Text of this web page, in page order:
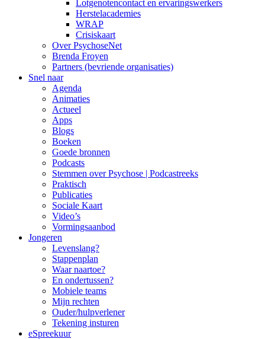
Lotgenotencontact en ervaringswerkers
Herstelacademies
WRAP
Crisiskaart
Over PsychoseNet
Brenda Froyen
Partners (bevriende organisaties)
Snel naar
Agenda
Animaties
Actueel
Apps
Blogs
Boeken
Goede bronnen
Podcasts
Stemmen over Psychose | Podcastreeks
Praktisch
Publicaties
Sociale Kaart
Video’s
Vormingsaanbod
Jongeren
Levenslang?
Stappenplan
Waar naartoe?
En ondertussen?
Mobiele teams
Mijn rechten
Ouder/hulpverlener
Tekening insturen
eSpreekuur